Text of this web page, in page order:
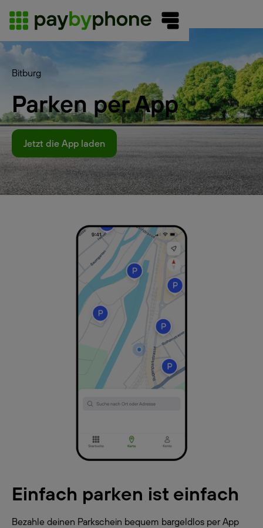
Bitburg
Parken per App
Jetzt die App laden
Einfach parken ist einfach
Bezahle deinen Parkschein bequem bargeldlos per App